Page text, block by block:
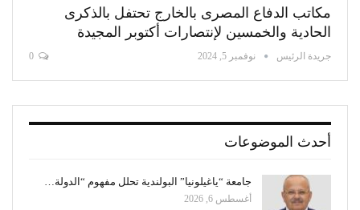
مكاتب الدفاع المصرى بالخارج تحتفل بالذكرى
الحادية والخمسين لإنتصارات أكتوبر المجيدة
جريدة الرئيس نوفمبر 5, 2024
أحدث الموضوعات
جامعة “ياغيلونيا” البولندية تحلل مفهوم “الدولة…
أغسطس 6, 2026